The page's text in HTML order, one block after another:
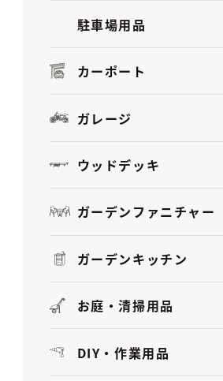
駐車場用品
カーポート
ガレージ
ウッドデッキ
ガーデンファニチャー
ガーデンキッチン
お庭・清掃用品
DIY・作業用品